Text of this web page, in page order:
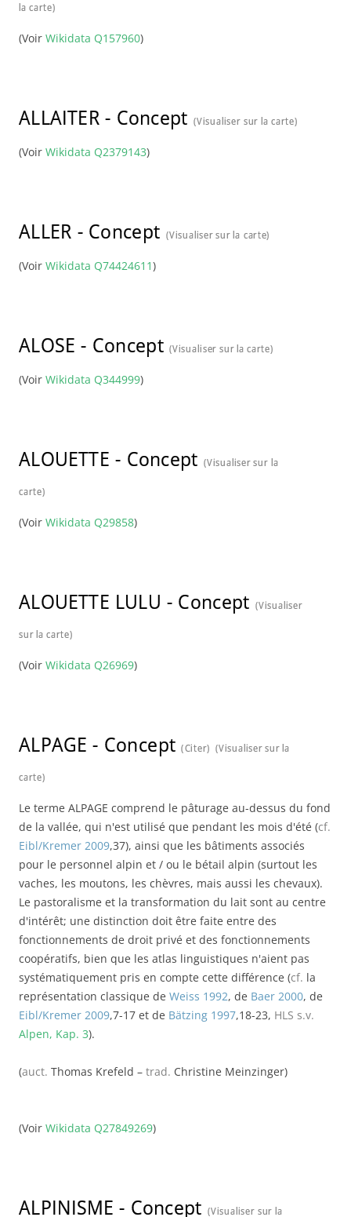
la carte)
(Voir Wikidata Q157960)
ALLAITER - Concept (Visualiser sur la carte)
(Voir Wikidata Q2379143)
ALLER - Concept (Visualiser sur la carte)
(Voir Wikidata Q74424611)
ALOSE - Concept (Visualiser sur la carte)
(Voir Wikidata Q344999)
ALOUETTE - Concept (Visualiser sur la
carte)
(Voir Wikidata Q29858)
ALOUETTE LULU - Concept (Visualiser
sur la carte)
(Voir Wikidata Q26969)
ALPAGE - Concept (Citer) (Visualiser sur la
carte)
Le terme ALPAGE comprend le pâturage au-dessus du fond
de la vallée, qui n'est utilisé que pendant les mois d'été (cf.
Eibl/Kremer 2009,37), ainsi que les bâtiments associés
pour le personnel alpin et / ou le bétail alpin (surtout les
vaches, les moutons, les chèvres, mais aussi les chevaux).
Le pastoralisme et la transformation du lait sont au centre
d'intérêt; une distinction doit être faite entre des
fonctionnements de droit privé et des fonctionnements
coopératifs, bien que les atlas linguistiques n'aient pas
systématiquement pris en compte cette différence (cf. la
représentation classique de Weiss 1992, de Baer 2000, de
Eibl/Kremer 2009,7-17 et de Bätzing 1997,18-23, HLS s.v.
Alpen, Kap. 3).
(auct. Thomas Krefeld – trad. Christine Meinzinger)
(Voir Wikidata Q27849269)
ALPINISME - Concept (Visualiser sur la